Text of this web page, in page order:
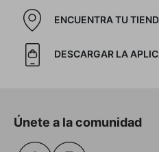
ENCUENTRA TU
DESCARGAR LA
Únete a la comunidad